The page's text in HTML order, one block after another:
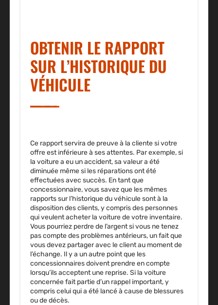
OBTENIR LE RAPPORT
SUR L’HISTORIQUE DU
VÉHICULE
Ce rapport servira de preuve à la cliente si votre
offre est inférieure à ses attentes. Par exemple, si
la voiture a eu un accident, sa valeur a été
diminuée même si les réparations ont été
effectuées avec succès. En tant que
concessionnaire, vous savez que les mêmes
rapports sur l’historique du véhicule sont à la
disposition des clients, y compris des personnes
qui veulent acheter la voiture de votre inventaire.
Vous pourriez perdre de l’argent si vous ne tenez
pas compte des problèmes antérieurs, un fait que
vous devez partager avec le client au moment de
l’échange. Il y a un autre point que les
concessionnaires doivent prendre en compte
lorsqu’ils acceptent une reprise. Si la voiture
concernée fait partie d’un rappel important, y
compris celui qui a été lancé à cause de blessures
ou de décès.